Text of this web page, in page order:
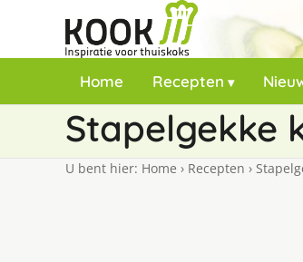
Home Recepten
Stapelgekke
U bent hier: Home › Recepten ›